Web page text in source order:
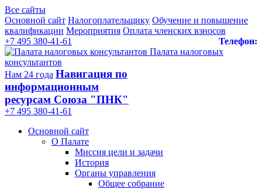
Все сайты
Основной сайт Налогоплательщику Обучение и повышение
квалификации Мероприятия Оплата членских взносов
Телефон:
+7 495 380-41-61
Палата налоговых
консультантов
Нам 24 года Навигация по
информационным
ресурсам Союза "ПНК"
+7 495 380‑41‑61
Основной сайт
О Палате
Миссия цели и задачи
История
Органы управления
Общее собрание